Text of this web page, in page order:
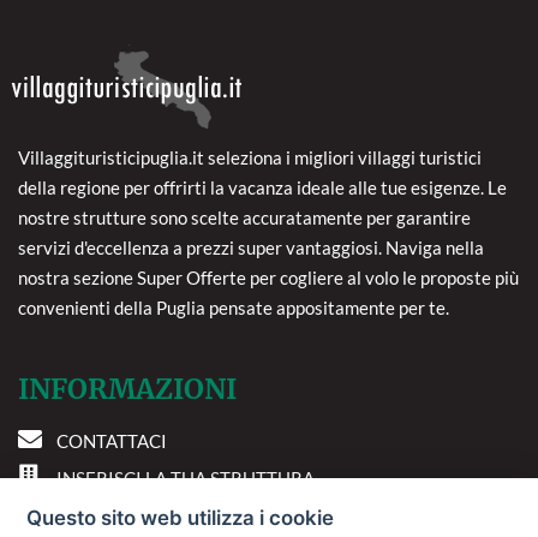
Villaggituristicipuglia.it seleziona i migliori villaggi turistici
della regione per offrirti la vacanza ideale alle tue esigenze. Le
nostre strutture sono scelte accuratamente per garantire
servizi d'eccellenza a prezzi super vantaggiosi. Naviga nella
nostra sezione Super Offerte per cogliere al volo le proposte più
convenienti della Puglia pensate appositamente per te.
INFORMAZIONI
CONTATTACI
INSERISCI LA TUA STRUTTURA
PREFERENZE COOKIE
Questo sito web utilizza i cookie